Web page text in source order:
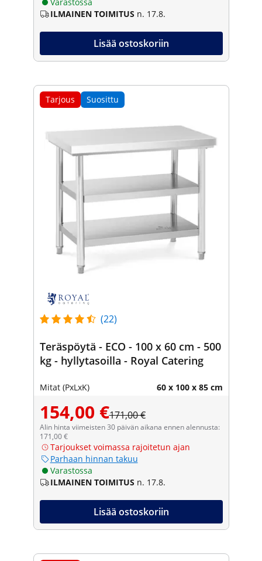
ILMAINEN TOIMITUS n. 17.8.
Lisää ostoskoriin
Tarjous Suosittu
(22)
Teräspöytä - ECO - 100 x 60 cm - 500
kg - hyllytasoilla - Royal Catering
Mitat (PxLxK) 60 x 100 x 85 cm
154,00 €171,00 €
Alin hinta viimeisten 30 päivän aikana ennen alennusta:
171,00 €
Tarjoukset voimassa rajoitetun ajan
Parhaan hinnan takuu
Varastossa
ILMAINEN TOIMITUS n. 17.8.
Lisää ostoskoriin